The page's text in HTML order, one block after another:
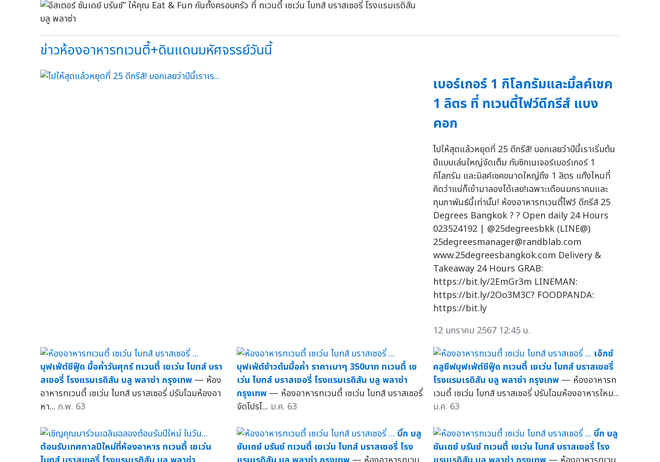
ข่าวห้องอาหารทเวนตี้+ดินแดนมหัศจรรย์วันนี้
เบอร์เกอร์ 1 กิโลกรัมและมิ้ลค์เชค
1 ลิตร ที่ ทเวนตี้ไฟว์ดีกรีส์ แบง
คอก
ไปให้สุดแล้วหยุดที่ 25 ดีกรีส์! บอกเลยว่าปีนี้เราเริ่มต้น
ปีแบบเล่นใหญ่จัดเต็ม กับซิกเนเจอร์เบอร์เกอร์ 1
กิโลกรัม และมิลค์เชคขนาดใหญ่ถึง 1 ลิตร แก๊งไหนที่
คิดว่าแน่ก็เข้ามาลองได้เลย!เฉพาะเดือนมกราคมและ
กุมภาพันธ์นี้เท่านั้น! ห้องอาหารทเวนตี้ไฟว์ ดีกรีส์ 25
Degrees Bangkok ? ? Open daily 24 Hours
023524192 | @25degreesbkk (LINE@)
25degreesmanager@randblab.com
www.25degreesbangkok.com Delivery &
Takeaway 24 Hours GRAB:
https://bit.ly/2EmGr3m LINEMAN:
https://bit.ly/2Oo3M3C? FOODPANDA:
https://bit.ly
12 มกราคม 2567 12:45 น.
บุฟเฟ่ต์ซีฟู๊ด มื้อค่ำวันศุกร์ ทเวนตี้ เซเว่น ไบทส์ บรา
สเซอรี่ โรงแรมเรดิสัน บลู พลาซ่า กรุงเทพ — ห้อง
อาหารทเวนตี้ เซเว่น ไบทส์ บราสเซอรี่ ปรับโฉมห้องอา
หา... ก.พ. 63
บุฟเฟ่ต์ข้าวต้มมื้อค่ำ ราคาเบาๆ 350บาท ทเวนตี้ เซ
เว่น ไบทส์ บราสเซอรี่ โรงแรมเรดิสัน บลู พลาซ่า
กรุงเทพ — ห้องอาหารทเวนตี้ เซเว่น ไบทส์ บราสเซอรี่
จัดโปรโ... ม.ค. 63
เอ็กซ์
คลูซีฟบุฟเฟ่ต์ซีฟู๊ด ทเวนตี้ เซเว่น ไบทส์ บราสเซอรี่
โรงแรมเรดิสัน บลู พลาซ่า กรุงเทพ — ห้องอาหารท
เวนตี้ เซเว่น ไบทส์ บราสเซอรี่ ปรับโฉมห้องอาหารใหม...
ม.ค. 63
ต้อนรับเทศกาลปีใหม่ที่ห้องอาหาร ทเวนตี้ เซเว่น
บิ๊ก บลู
ซันเดย์ บรันช์ ทเวนตี้ เซเว่น ไบทส์ บราสเซอรี่ โรง
บิ๊ก บลู
ซันเดย์ บรันช์ ทเวนตี้ เซเว่น ไบทส์ บราสเซอรี่ โรง